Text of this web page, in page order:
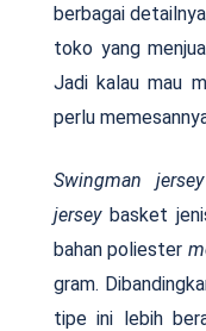
berbagai
toko yang
Jadi kalau mau
perlu
Swingman jersey
jerseybasket
bahan poliester
gram.
tipe ini lebih